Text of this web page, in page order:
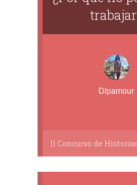
Dipamour
II Concurso de